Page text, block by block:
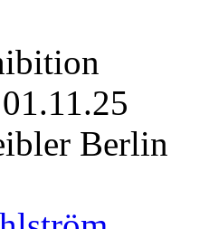
01.11.25
Berlin